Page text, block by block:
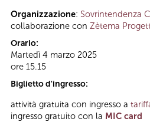
Organizzazione: Sovrintendenza
collaborazione con Zètema
Orario:
Martedì 4 marzo 2025
ore 15.15
Biglietto d'ingresso:
attività gratuita con ingresso a
ingresso gratuito con la MIC card